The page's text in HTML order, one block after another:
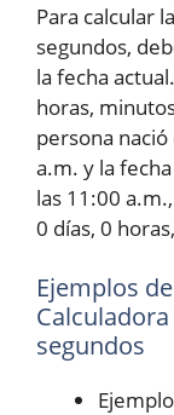
Para calcular
segundos,
la fecha
horas,
persona
a.m. y la
las 11:00
0 días, 0
Ejemplos
segundos